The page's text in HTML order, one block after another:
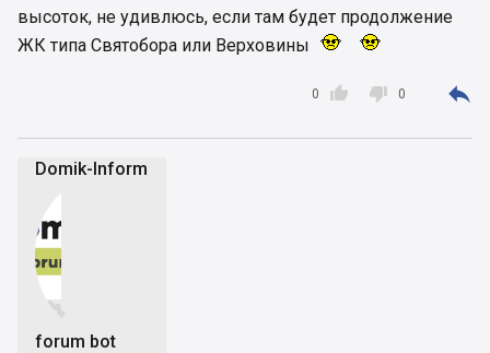
высоток, не удивлюсь, если там будет продолжение
ЖК типа Святобора или Верховины

0  0 
Domik-Inform


forum bot